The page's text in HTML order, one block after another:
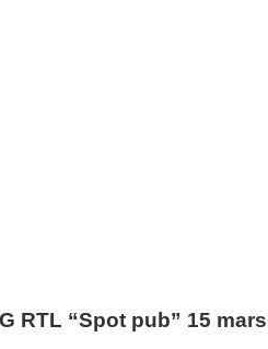
RTL “Spot pub” 15